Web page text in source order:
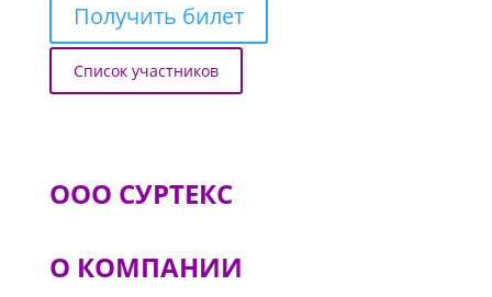
Получить билет
Список участников
ООО СУРТЕКС
О КОМПАНИИ